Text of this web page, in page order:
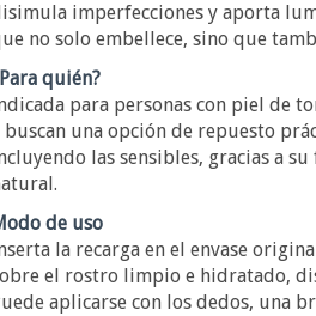
imperfecciones y aporta
no solo embellece, sino que
quién?
para personas con piel de
buscan una opción de repuesto
las sensibles, gracias a
de uso
la recarga en el envase
el rostro limpio e hidratado,
aplicarse con los dedos, una